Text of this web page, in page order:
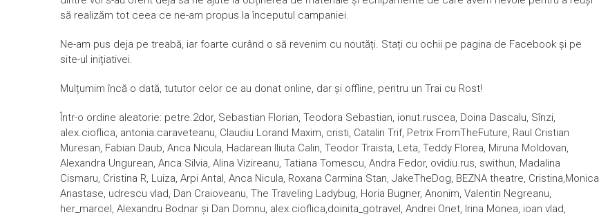
să realizăm tot ceea ce ne-am propus la începutul campaniei.
Ne-am pus deja pe treabă, iar foarte curând o să revenim cu noutăți. Stați cu ochii pe pagina de Facebook și pe
site-ul inițiativei.
Mulțumim încă o dată, tututor celor ce au donat online, dar și offline, pentru un Trai cu Rost!
Într-o ordine aleatorie: petre.2dor, Sebastian Florian, Teodora Sebastian, ionut.ruscea, Doina Dascalu, Sînzi,
alex.cioflica, antonia.caraveteanu, Claudiu Lorand Maxim, cristi, Catalin Trif, Petrix FromTheFuture, Raul Cristian
Muresan, Fabian Daub, Anca Nicula, Hadarean Iliuta Calin, Teodor Traista, Leta, Teddy Florea, Miruna Moldovan,
Alexandra Ungurean, Anca Silvia, Alina Vizireanu, Tatiana Tomescu, Andra Fedor, ovidiu.rus, swithun, Madalina
Cismaru, Cristina R, Luiza, Arpi Antal, Anca Nicula, Roxana Carmina Stan, JakeTheDog, BEZNA theatre, Cristina,Monica
Anastase, udrescu vlad, Dan Craioveanu, The Traveling Ladybug, Horia Bugner, Anonim, Valentin Negreanu,
her_marcel, Alexandru Bodnar și Dan Domnu, alex.cioflica,doinita_gotravel, Andrei Onet, Irina Monea, ioan vlad,